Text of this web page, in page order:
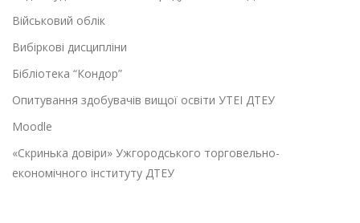
Військовий облік
Вибіркові дисципліни
Бібліотека “Кондор”
Опитування здобувачів вищої освіти УТЕІ ДТЕУ
Moodle
«Скринька довіри» Ужгородського торговельно-
економічного інституту ДТЕУ